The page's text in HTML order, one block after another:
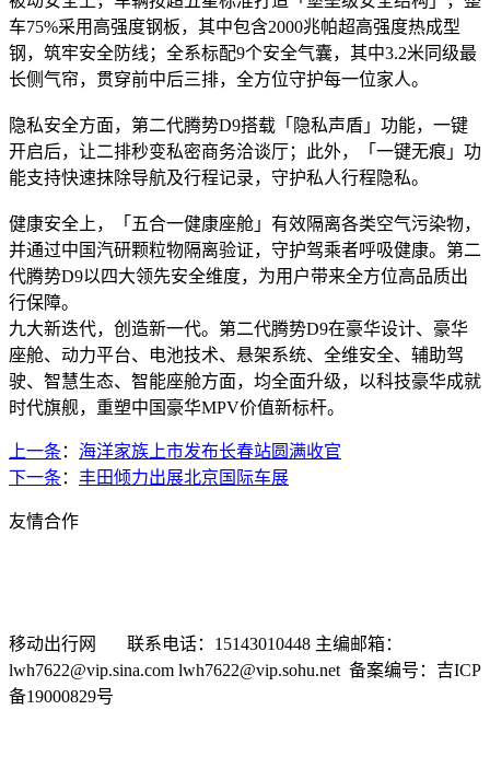
车75%采用高强度钢板，其中包含2000兆帕超高强度热成型
钢，筑牢安全防线；全系标配9个安全气囊，其中3.2米同级最
长侧气帘，贯穿前中后三排，全方位守护每一位家人。
隐私安全方面，第二代腾势D9搭载「隐私声盾」功能，一键
开启后，让二排秒变私密商务洽谈厅；此外，「一键无痕」功
能支持快速抹除导航及行程记录，守护私人行程隐私。
健康安全上，「五合一健康座舱」有效隔离各类空气污染物，
并通过中国汽研颗粒物隔离验证，守护驾乘者呼吸健康。第二
代腾势D9以四大领先安全维度，为用户带来全方位高品质出
行保障。
九大新迭代，创造新一代。第二代腾势D9在豪华设计、豪华
座舱、动力平台、电池技术、悬架系统、全维安全、辅助驾
驶、智慧生态、智能座舱方面，均全面升级，以科技豪华成就
时代旗舰，重塑中国豪华MPV价值新标杆。
上一条 ： 海洋家族上市发布长春站圆满收官
下一条 ： 丰田倾力出展北京国际车展
友情合作
移动出行网 联系电话：15143010448 主编邮箱：
lwh7622@vip.sina.com lwh7622@vip.sohu.net 备案编号：吉ICP
备19000829号